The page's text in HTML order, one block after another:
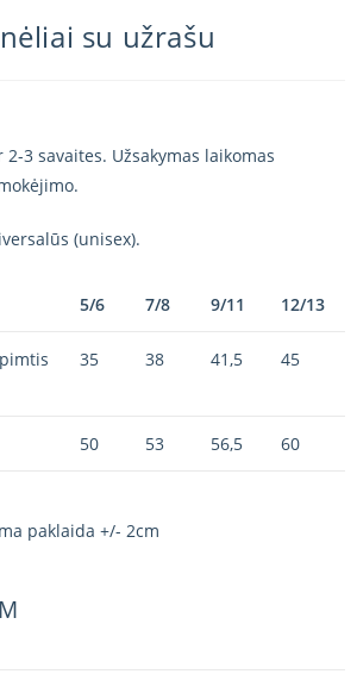
su užrašu
3 savaites. Užsakymas laikomas
(unisex).
5/6 7/8 9/11 12/13
35 38 41,5 45
50 53 56,5 60
paklaida +/- 2cm